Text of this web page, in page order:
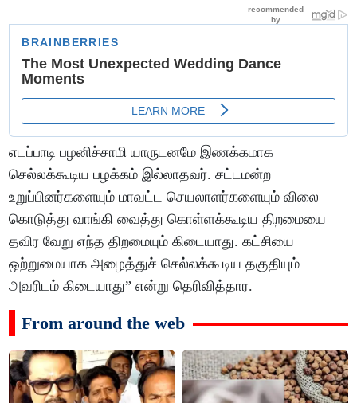
எடப்பாடி பழனிச்சாமி யாருடனமே இணக்கமாக
செல்லக்கூடிய பழக்கம் இல்லாதவர். சட்டமன்ற
உறுப்பினர்களையும் மாவட்ட செயலாளர்களையும் விலை
கொடுத்து வாங்கி வைத்து கொள்ளக்கூடிய திறமையை
தவிர வேறு எந்த திறமையும் கிடையாது. கட்சியை
ஒற்றுமையாக அழைத்துச் செல்லக்கூடிய தகுதியும்
அவரிடம் கிடையாது” என்று தெரிவித்தார.
From around the web